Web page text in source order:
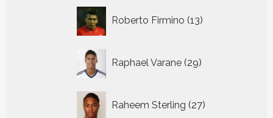
Roberto Firmino 13
producten
Raphael Varane 29
producten
Raheem Sterling 27
producten